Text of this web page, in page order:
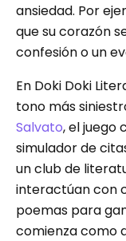
ansiedad. Por
que su corazón
confesión o un
En Doki Doki
tono más
Salvato, el juego
simulador de
un club de
interactúan con
poemas para
comienza como